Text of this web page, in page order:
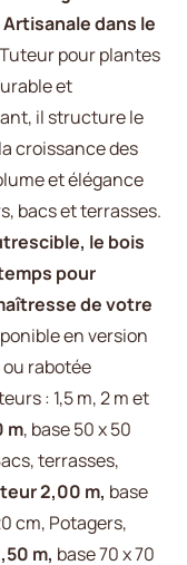
dans le
Tuteur pour plantes
et
il structure le
croissance des
et élégance
bacs et terrasses.
le bois
pour
de votre
en version
rabotée
: 1,5 m, 2 m et
m, base 50 x 50
terrasses,
2,00 m, base
cm, Potagers,
m, base 70 x 70